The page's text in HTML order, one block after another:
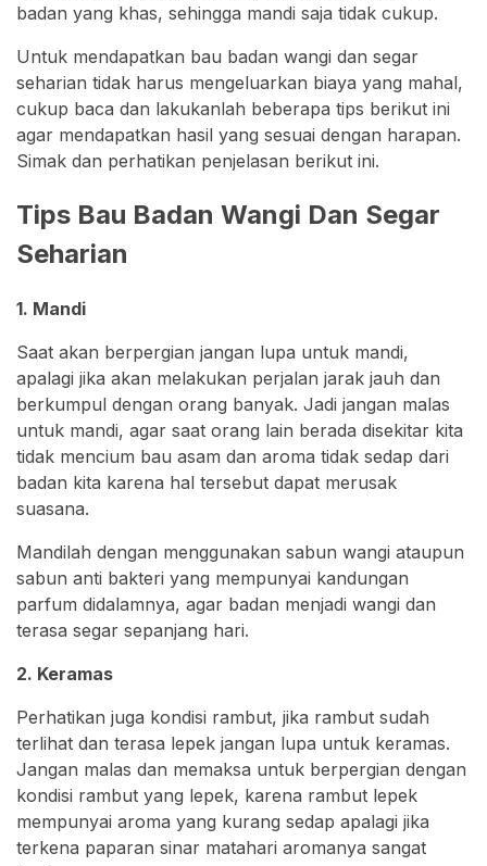
badan yang khas, sehingga mandi saja tidak cukup.
Untuk mendapatkan bau badan wangi dan segar
seharian tidak harus mengeluarkan biaya yang mahal,
cukup baca dan lakukanlah beberapa tips berikut ini
agar mendapatkan hasil yang sesuai dengan harapan.
Simak dan perhatikan penjelasan berikut ini.
Tips Bau Badan Wangi Dan Segar
Seharian
1. Mandi
Saat akan berpergian jangan lupa untuk mandi,
apalagi jika akan melakukan perjalan jarak jauh dan
berkumpul dengan orang banyak. Jadi jangan malas
untuk mandi, agar saat orang lain berada disekitar kita
tidak mencium bau asam dan aroma tidak sedap dari
badan kita karena hal tersebut dapat merusak
suasana.
Mandilah dengan menggunakan sabun wangi ataupun
sabun anti bakteri yang mempunyai kandungan
parfum didalamnya, agar badan menjadi wangi dan
terasa segar sepanjang hari.
2. Keramas
Perhatikan juga kondisi rambut, jika rambut sudah
terlihat dan terasa lepek jangan lupa untuk keramas.
Jangan malas dan memaksa untuk berpergian dengan
kondisi rambut yang lepek, karena rambut lepek
mempunyai aroma yang kurang sedap apalagi jika
terkena paparan sinar matahari aromanya sangat